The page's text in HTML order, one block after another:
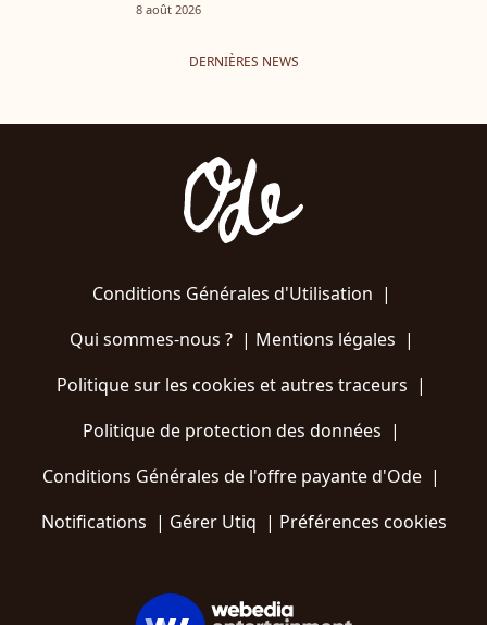
8 août 2026
DERNIÈRES NEWS
Conditions Générales d'Utilisation |
Qui sommes-nous ?| Mentions légales |
Politique sur les cookies et autres traceurs |
Politique de protection des données |
Conditions Générales de l'offre payante d'Ode |
Notifications | Gérer Utiq | Préférences cookies